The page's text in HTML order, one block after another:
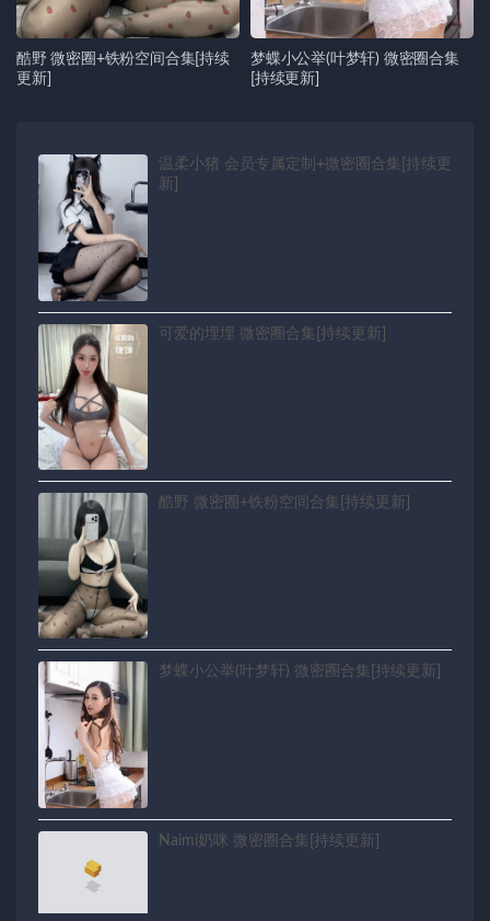
酷野 微密圈+铁粉空间合集[持续
更新]
梦蝶小公举(叶梦轩) 微密圈合集
[持续更新]
温柔小猪 会员专属定制+微密圈合集[持续更
新]
可爱的埋埋 微密圈合集[持续更新]
酷野 微密圈+铁粉空间合集[持续更新]
梦蝶小公举(叶梦轩) 微密圈合集[持续更新]
Naimi奶咪 微密圈合集[持续更新]